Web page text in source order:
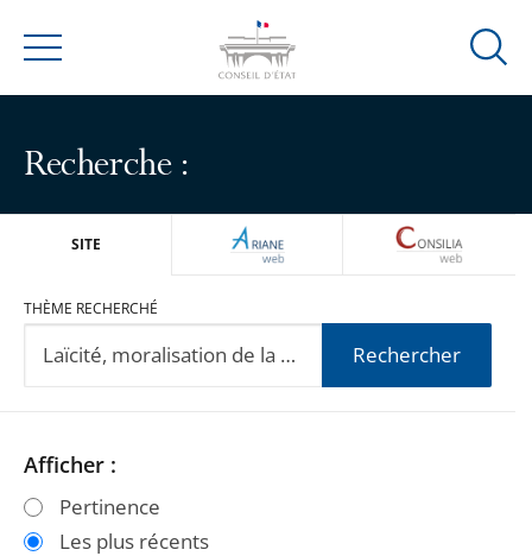
Menu
Ouvrir
Recherche :
SITE ARIANEWEB
THÈME RECHERCHÉ
Rechercher
Passer
les
filtres
Passer
les
filtres
Afficher :
Pertinence
Les plus récents